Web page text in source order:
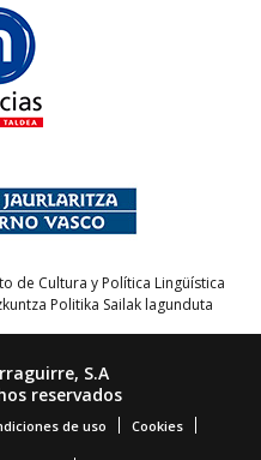
de Cultura y Política Lingüística
Politika Sailak lagunduta
S.A
reservados
de uso Cookies